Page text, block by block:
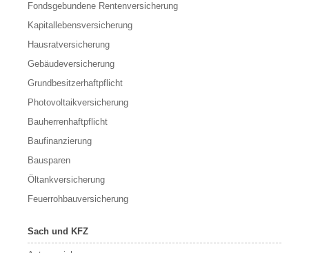
Fondsgebundene Rentenversicherung
Kapitallebensversicherung
Hausratversicherung
Gebäudeversicherung
Grundbesitzerhaftpflicht
Photovoltaikversicherung
Bauherrenhaftpflicht
Baufinanzierung
Bausparen
Öltankversicherung
Feuerrohbauversicherung
Sach und KFZ